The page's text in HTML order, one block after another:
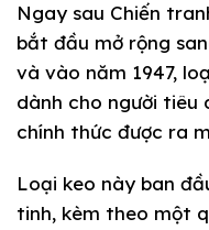
Ngay sau Chiến
bắt đầu mở rộng
và vào năm 1947,
dành cho người tiêu
chính thức được ra
Loại keo này ban
tinh, kèm theo một